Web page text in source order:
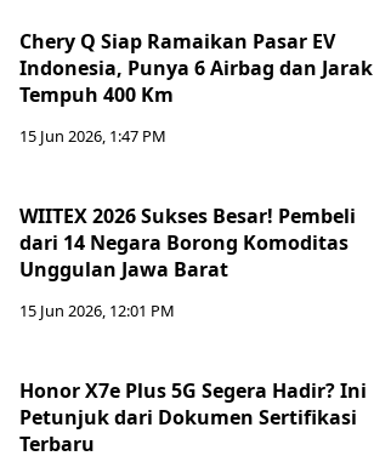
Chery Q Siap Ramaikan Pasar EV
Indonesia, Punya 6 Airbag dan Jarak
Tempuh 400 Km
15 Jun 2026, 1:47 PM
WIITEX 2026 Sukses Besar! Pembeli
dari 14 Negara Borong Komoditas
Unggulan Jawa Barat
15 Jun 2026, 12:01 PM
Honor X7e Plus 5G Segera Hadir? Ini
Petunjuk dari Dokumen Sertifikasi
Terbaru